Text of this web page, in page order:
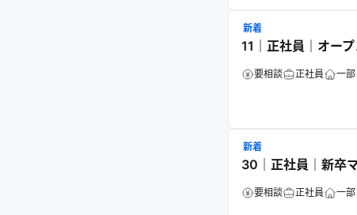
新着
11｜正社員｜オー
要相談 正社員 一
新着
30｜正社員｜新卒
要相談 正社員 一